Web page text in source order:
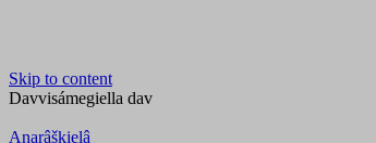
Skip to content
Davvisámegiella dav
Anarâškielâ